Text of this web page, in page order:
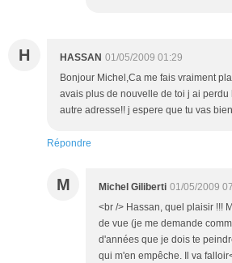
H HASSAN 01/05/2009 01:29
Bonjour Michel,Ca me fais vraiment
avais plus de nouvelle de toi j ai perdu
autre adresse!! j espere que tu vas
Répondre
M Michel Giliberti 01/05/2009
<br /> Hassan, quel plaisir !!!
de vue (je me demande
d'années que je dois te
qui m'en empêche. Il va